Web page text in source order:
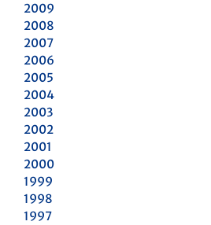
2009
2008
2007
2006
2005
2004
2003
2002
2001
2000
1999
1998
1997